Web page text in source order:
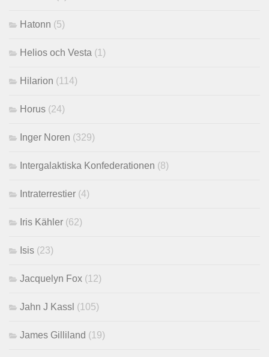
Hatonn (5)
Helios och Vesta (1)
Hilarion (114)
Horus (24)
Inger Noren (329)
Intergalaktiska Konfederationen (8)
Intraterrestier (4)
Iris Kähler (62)
Isis (23)
Jacquelyn Fox (12)
Jahn J Kassl (105)
James Gilliland (19)